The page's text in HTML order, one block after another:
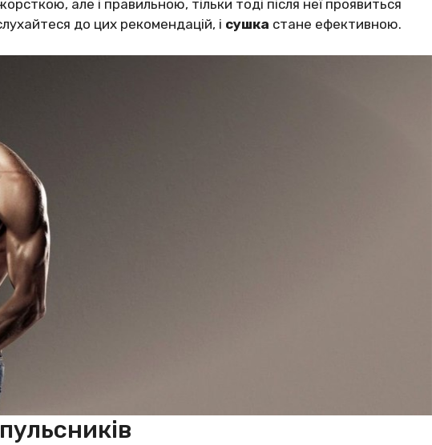
але і правильною, тільки тоді після неї проявиться
до цих рекомендацій, і сушка стане ефективною.